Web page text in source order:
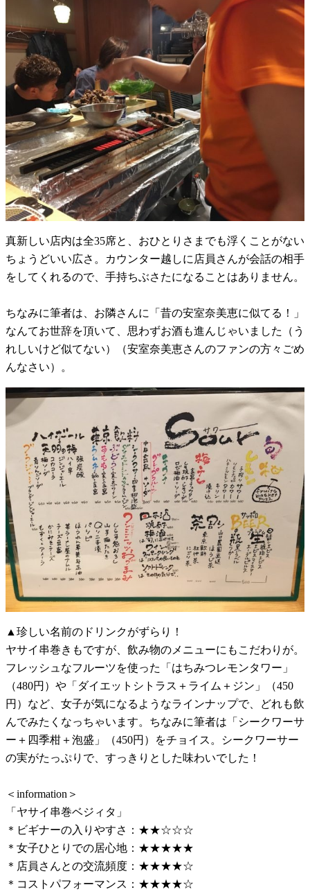
真新しい店内は全35席と、おひとりさまでも浮くことがない
ちょうどいい広さ。カウンター越しに店員さんが会話の相手
をしてくれるので、手持ちぶさたになることはありません。
ちなみに筆者は、お隣さんに「昔の安室奈美恵に似てる！」
なんてお世辞を頂いて、思わずお酒も進んじゃいました（う
れしいけど似てない）（安室奈美恵さんのファンの方々ごめ
んなさい）。
▲珍しい名前のドリンクがずらり！
ヤサイ串巻きもですが、飲み物のメニューにもこだわりが。
フレッシュなフルーツを使った「はちみつレモンタワー」
（480円）や「ダイエットシトラス＋ライム＋ジン」（450
円）など、女子が気になるようなラインナップで、どれも飲
んでみたくなっちゃいます。ちなみに筆者は「シークワーサ
ー＋四季柑＋泡盛」（450円）をチョイス。シークワーサー
の実がたっぷりで、すっきりとした味わいでした！
＜information＞
「ヤサイ串巻ベジィタ」
＊ビギナーの入りやすさ：★★☆☆☆
＊女子ひとりでの居心地：★★★★★
＊店員さんとの交流頻度：★★★★☆
＊コストパフォーマンス：★★★★☆